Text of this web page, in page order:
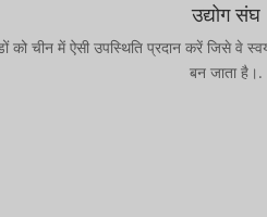
उद्योग संघ
को चीन में ऐसी उपस्थिति प्रदान करें जिसे वे
बन जाता है।.